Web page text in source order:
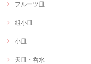
フルーツ皿
組小皿
小皿
天皿・呑水